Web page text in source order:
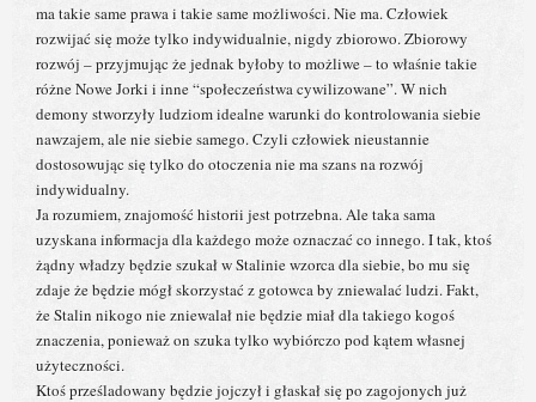
ma takie same prawa i takie same możliwości. Nie ma. Człowiek
rozwijać się może tylko indywidualnie, nigdy zbiorowo. Zbiorowy
rozwój – przyjmując że jednak byłoby to możliwe – to właśnie takie
różne Nowe Jorki i inne “społeczeństwa cywilizowane”. W nich
demony stworzyły ludziom idealne warunki do kontrolowania siebie
nawzajem, ale nie siebie samego. Czyli człowiek nieustannie
dostosowując się tylko do otoczenia nie ma szans na rozwój
indywidualny.
Ja rozumiem, znajomość historii jest potrzebna. Ale taka sama
uzyskana informacja dla każdego może oznaczać co innego. I tak, ktoś
żądny władzy będzie szukał w Stalinie wzorca dla siebie, bo mu się
zdaje że będzie mógł skorzystać z gotowca by zniewalać ludzi. Fakt,
że Stalin nikogo nie zniewalał nie będzie miał dla takiego kogoś
znaczenia, ponieważ on szuka tylko wybiórczo pod kątem własnej
użyteczności.
Ktoś prześladowany będzie jojczył i głaskał się po zagojonych już